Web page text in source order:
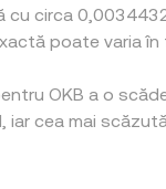
cu circa
poate varia
OKB a o
iar cea mai